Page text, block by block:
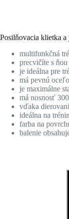
Posilňovacia klietka
multifunkčná
precvičíte s
je ideálna pre
má pevnú
je maximálne
má nosnosť
vďaka
ideálna na
farba na
balenie